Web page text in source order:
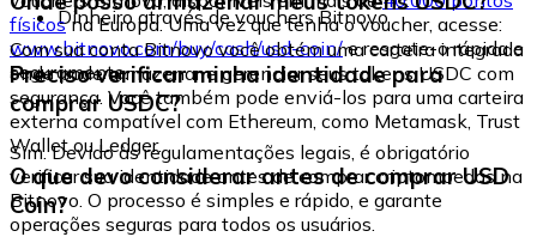
Dinheiro através de vouchers Bitnovo
físicosna Europa. Uma vez que tenha o voucher, acesse:
www.bitnovo.com/buy/cash/usd-coin/e resgate-o rápida e
seguramente.
Com sua conta Bitnovo você obtém uma carteira integrada
onde pode armazenar e gerenciar seus tokens USDC com
segurança. Você também pode enviá-los para uma carteira
externa compatível com Ethereum, como Metamask, Trust
Wallet ou Ledger.
Preciso verificar minha identidade para
comprar USDC?
Sim. Devido às regulamentações legais, é obrigatório
verificar sua identidade antes de comprar criptomoedas na
Bitnovo. O processo é simples e rápido, e garante
operações seguras para todos os usuários.
O que devo considerar antes de comprar USD
Coin?